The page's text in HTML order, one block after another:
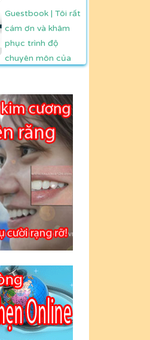
Guestbook | Tôi rất
cám ơn và khâm
phục trình độ
chuyên môn của
Guestbook | Cám
ơn Bác sỹ GALAXY
DENTAL
Guestbook | Cám
ơn bác sỹ đã giúp
em có hàm răng rất
đẹp và ưng ý -
Nguyễn Thu Trang